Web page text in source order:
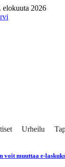
elokuuta 2026
Urheilu
voit muuttaa e-